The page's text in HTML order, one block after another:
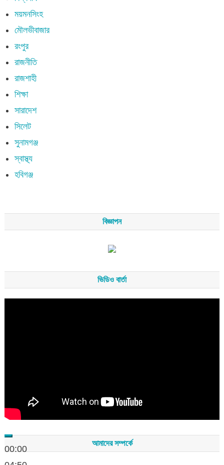
ময়মনসিংহ
মৌলভীবাজার
রংপুর
রাজনীতি
রাজশাহী
শিক্ষা
সারাদেশ
সিলেট
সুনামগঞ্জ
স্বাস্থ্য
হবিগঞ্জ
বিজ্ঞাপন
ভিডিও বার্তা
00:00
আমাদের সম্পর্কে